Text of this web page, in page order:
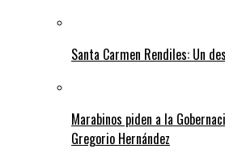
Santa Carmen Rendiles: Un
Marabinos piden a la
Gregorio Hernández